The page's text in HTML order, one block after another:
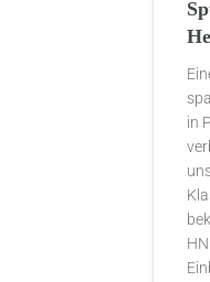
in